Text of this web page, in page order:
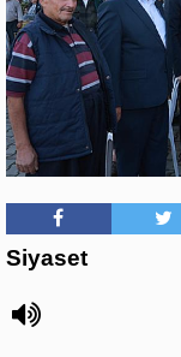
Siyaset